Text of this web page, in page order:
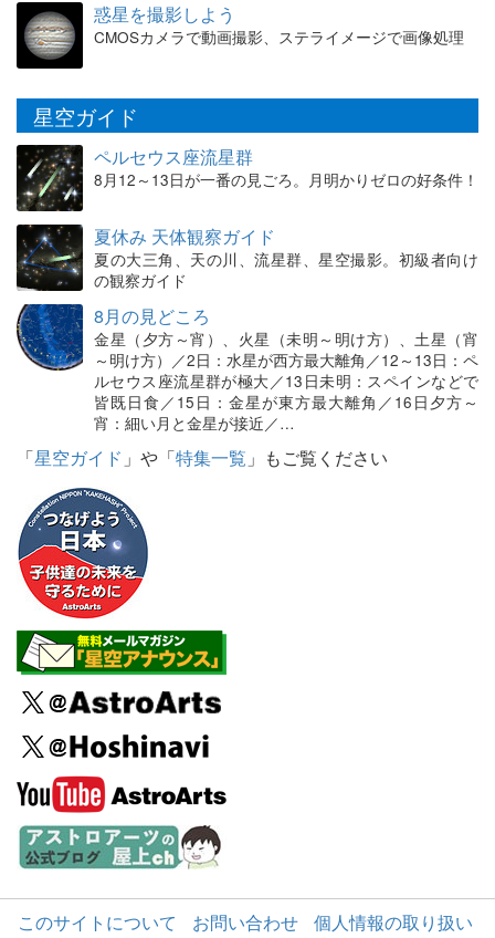
惑星を撮影しよう
CMOSカメラで動画撮影、ステライメージで画像処理
星空ガイド
ペルセウス座流星群
8月12～13日が一番の見ごろ。月明かりゼロの好条件！
夏休み 天体観察ガイド
夏の大三角、天の川、流星群、星空撮影。初級者向け
の観察ガイド
8月の見どころ
金星（夕方～宵）、火星（未明～明け方）、土星（宵
～明け方）／2日：水星が西方最大離角／12～13日：ペ
ルセウス座流星群が極大／13日未明：スペインなどで
皆既日食／15日：金星が東方最大離角／16日夕方～
宵：細い月と金星が接近／…
「星空ガイド 」や「特集一覧 」もご覧ください
このサイトについて お問い合わせ
個人情報の取り扱い